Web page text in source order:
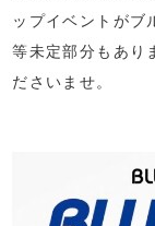
ップイベントがブ
等未定部分もあり
ださいませ。